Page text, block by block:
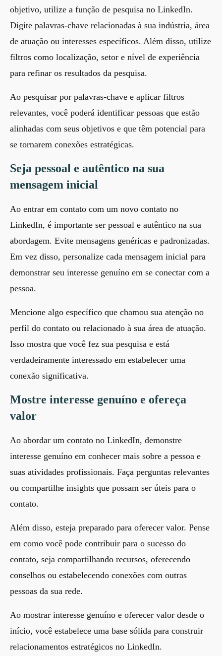
objetivo, utilize a função de pesquisa no LinkedIn.
Digite palavras-chave relacionadas à sua indústria, área
de atuação ou interesses específicos. Além disso, utilize
filtros como localização, setor e nível de experiência
para refinar os resultados da pesquisa.
Ao pesquisar por palavras-chave e aplicar filtros
relevantes, você poderá identificar pessoas que estão
alinhadas com seus objetivos e que têm potencial para
se tornarem conexões estratégicas.
Seja pessoal e autêntico na sua
mensagem inicial
Ao entrar em contato com um novo contato no
LinkedIn, é importante ser pessoal e autêntico na sua
abordagem. Evite mensagens genéricas e padronizadas.
Em vez disso, personalize cada mensagem inicial para
demonstrar seu interesse genuíno em se conectar com a
pessoa.
Mencione algo específico que chamou sua atenção no
perfil do contato ou relacionado à sua área de atuação.
Isso mostra que você fez sua pesquisa e está
verdadeiramente interessado em estabelecer uma
conexão significativa.
Mostre interesse genuíno e ofereça
valor
Ao abordar um contato no LinkedIn, demonstre
interesse genuíno em conhecer mais sobre a pessoa e
suas atividades profissionais. Faça perguntas relevantes
ou compartilhe insights que possam ser úteis para o
contato.
Além disso, esteja preparado para oferecer valor. Pense
em como você pode contribuir para o sucesso do
contato, seja compartilhando recursos, oferecendo
conselhos ou estabelecendo conexões com outras
pessoas da sua rede.
Ao mostrar interesse genuíno e oferecer valor desde o
início, você estabelece uma base sólida para construir
relacionamentos estratégicos no LinkedIn.